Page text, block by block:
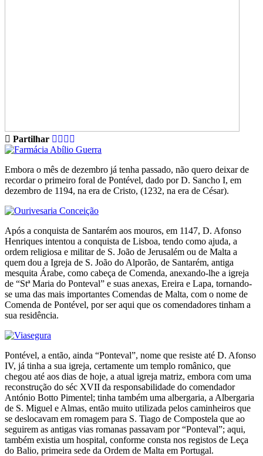
Partilhar
Embora o mês de dezembro já tenha passado, não quero deixar de
recordar o primeiro foral de Pontével, dado por D. Sancho I, em
dezembro de 1194, na era de Cristo, (1232, na era de César).
Após a conquista de Santarém aos mouros, em 1147, D. Afonso
Henriques intentou a conquista de Lisboa, tendo como ajuda, a
ordem religiosa e militar de S. João de Jerusalém ou de Malta a
quem dou a Igreja de S. João do Alporão, de Santarém, antiga
mesquita Árabe, como cabeça de Comenda, anexando-lhe a igreja
de “Stª Maria do Ponteval” e suas anexas, Ereira e Lapa, tornando-
se uma das mais importantes Comendas de Malta, com o nome de
Comenda de Pontével, por ser aqui que os comendadores tinham a
sua residência.
Pontével, a então, ainda “Ponteval”, nome que resiste até D. Afonso
IV, já tinha a sua igreja, certamente um templo românico, que
chegou até aos dias de hoje, a atual igreja matriz, embora com uma
reconstrução do séc XVII da responsabilidade do comendador
António Botto Pimentel; tinha também uma albergaria, a Albergaria
de S. Miguel e Almas, então muito utilizada pelos caminheiros que
se deslocavam em romagem para S. Tiago de Compostela que ao
seguirem as antigas vias romanas passavam por “Ponteval”; aqui,
também existia um hospital, conforme consta nos registos de Leça
do Balio, primeira sede da Ordem de Malta em Portugal.